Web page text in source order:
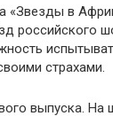
«Звезды в
российского
страхами.
выпуска. На